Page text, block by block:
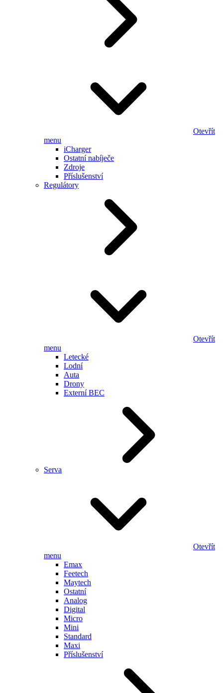
Otevřít
menu
iCharger
Ostatní nabíječe
Zdroje
Příslušenství
Regulátory
Otevřít
menu
Letecké
Lodní
Auta
Drony
Externí BEC
Serva
Otevřít
menu
Emax
Feetech
Maytech
Ostatní
Analog
Digital
Micro
Mini
Standard
Maxi
Příslušenství